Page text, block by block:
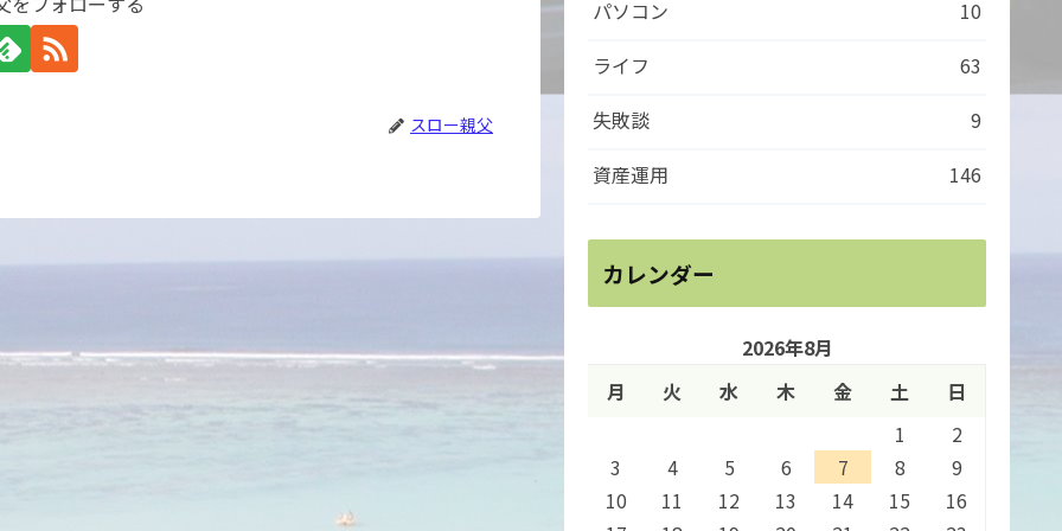
スロー親父
パソコン
10
ライフ
63
失敗談
9
資産運用
146
カレンダー
2026年8月
月
火 水 木 金 土
日
1
2
3
4 5 6 7 8
9
10
11 12 13 14 15
16